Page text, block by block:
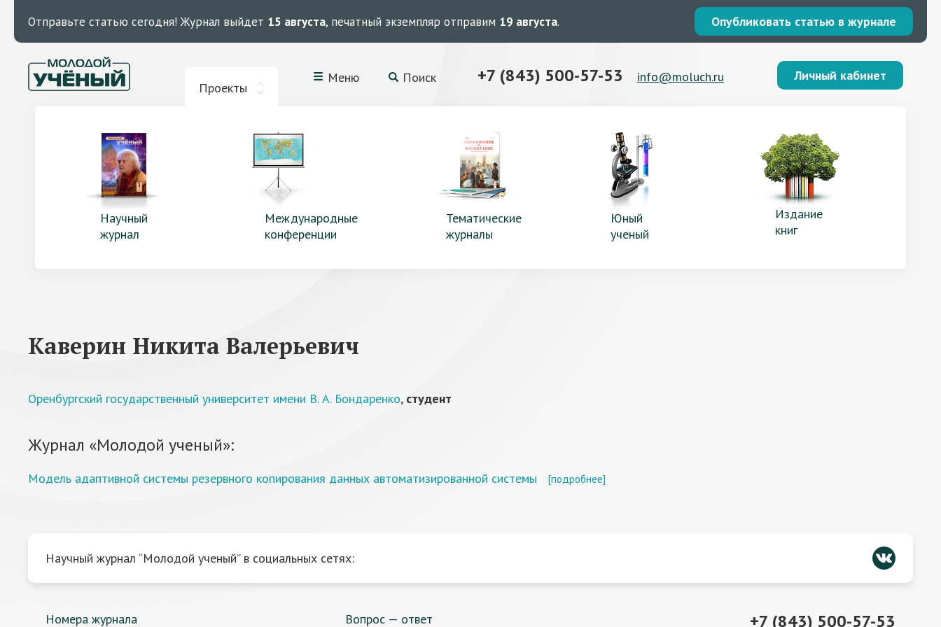
Отправьте статью сегодня! Журнал выйдет 15 августа, печатный экземпляр отправим 19 августа. Опубликовать статью в журнале
Проекты
Меню Поиск +7 (843) 500-57-53 info@moluch.ru Личный кабинет
Научный
журнал
Международные
конференции
Тематические
журналы
Юный
ученый
Издание
книг
Каверин Никита Валерьевич
Оренбургский государственный университет имени В. А. Бондаренко, студент
Журнал «Молодой ученый»:
Модель адаптивной системы резервного копирования данных автоматизированной системы [подробнее]
Научный журнал “Молодой ученый” в социальных сетях:
Номера журнала Вопрос — ответ +7 (843) 500-57-53